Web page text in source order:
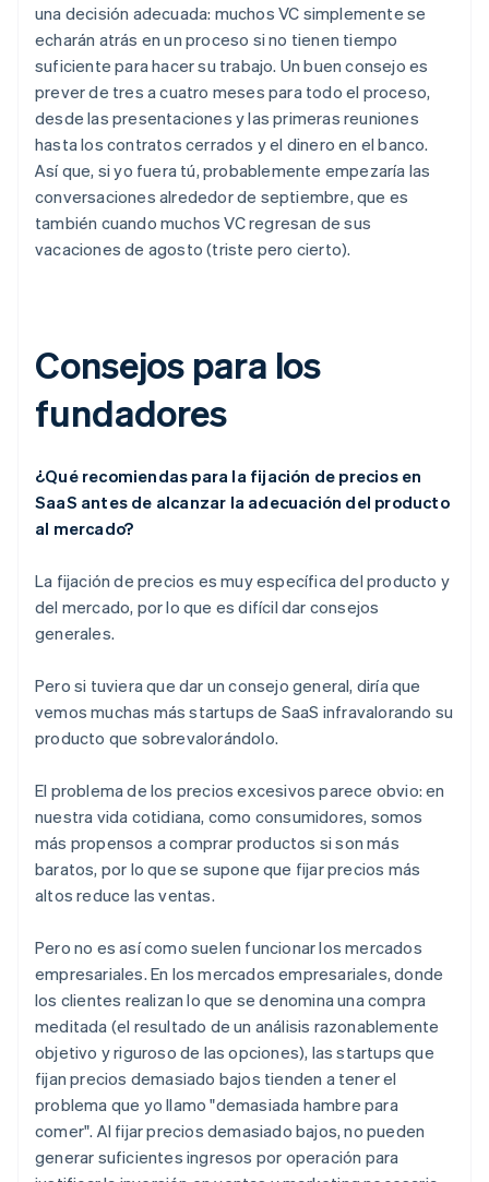
una decisión adecuada: muchos VC simplemente se
echarán atrás en un proceso si no tienen tiempo
suficiente para hacer su trabajo. Un buen consejo es
prever de tres a cuatro meses para todo el proceso,
desde las presentaciones y las primeras reuniones
hasta los contratos cerrados y el dinero en el banco.
Así que, si yo fuera tú, probablemente empezaría las
conversaciones alrededor de septiembre, que es
también cuando muchos VC regresan de sus
vacaciones de agosto (triste pero cierto).
Consejos para los
fundadores
¿Qué recomiendas para la fijación de precios en
SaaS antes de alcanzar la adecuación del producto
al mercado?
La fijación de precios es muy específica del producto y
del mercado, por lo que es difícil dar consejos
generales.
Pero si tuviera que dar un consejo general, diría que
vemos muchas más startups de SaaS infravalorando su
producto que sobrevalorándolo.
El problema de los precios excesivos parece obvio: en
nuestra vida cotidiana, como consumidores, somos
más propensos a comprar productos si son más
baratos, por lo que se supone que fijar precios más
altos reduce las ventas.
Pero no es así como suelen funcionar los mercados
empresariales. En los mercados empresariales, donde
los clientes realizan lo que se denomina una compra
meditada (el resultado de un análisis razonablemente
objetivo y riguroso de las opciones), las startups que
fijan precios demasiado bajos tienden a tener el
problema que yo llamo "demasiada hambre para
comer". Al fijar precios demasiado bajos, no pueden
generar suficientes ingresos por operación para